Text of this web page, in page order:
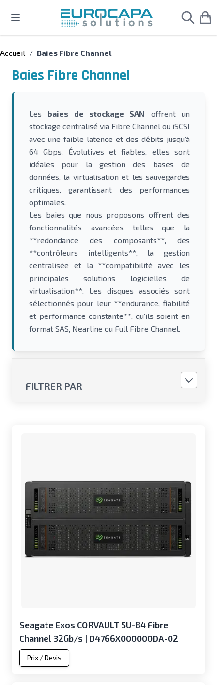
Accueil / Baies Fibre Channel
Baies Fibre Channel
Les baies de stockage SAN offrent un
stockage centralisé via Fibre Channel ou iSCSI
avec une faible latence et des débits jusqu’à
64 Gbps. Évolutives et fiables, elles sont
idéales pour la gestion des bases de
données, la virtualisation et les sauvegardes
critiques, garantissant des performances
optimales.
Les baies que nous proposons offrent des
fonctionnalités avancées telles que la
**redondance des composants**, des
**contrôleurs intelligents**, la gestion
centralisée et la **compatibilité avec les
principales solutions logicielles de
virtualisation**. Les disques associés sont
sélectionnés pour leur **endurance, fiabilité
et performance constante**, qu’ils soient en
format SAS, Nearline ou Full Fibre Channel.
FILTRER PAR
Seagate Exos CORVAULT 5U-84 Fibre
Channel 32Gb/s | D4766X000000DA-02
Prix / Devis